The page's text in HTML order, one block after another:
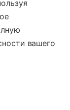
вашего